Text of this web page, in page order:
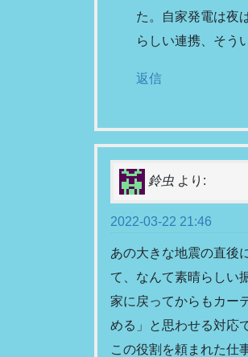
た。自家発電は夜
らしい連携、そう
返信
鈴虫 より:
2022-03-22 21:46
あの大きな地震の直後
て、なんて素晴らしい
家に戻ってからもカー
める」と思わせる対応
この役割を頼まれた仕